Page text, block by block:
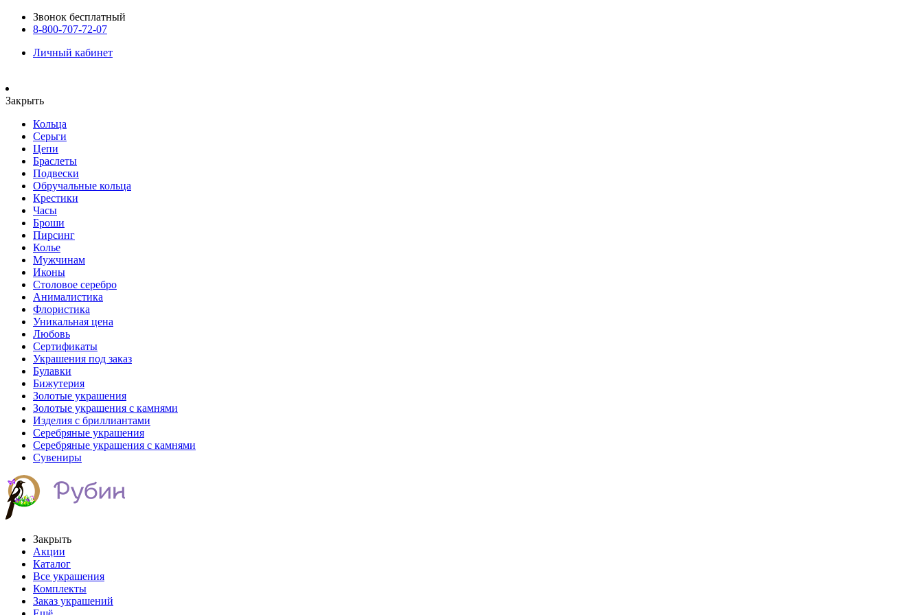
Звонок бесплатный
8-800-707-72-07
Личный кабинет
Закрыть
Кольца
Серьги
Цепи
Браслеты
Подвески
Обручальные кольца
Крестики
Часы
Броши
Пирсинг
Колье
Мужчинам
Иконы
Столовое серебро
Анималистика
Флористика
Уникальная цена
Любовь
Сертификаты
Украшения под заказ
Булавки
Бижутерия
Золотые украшения
Золотые украшения с камнями
Изделия с бриллиантами
Серебряные украшения
Серебряные украшения с камнями
Сувениры
Закрыть
Акции
Каталог
Все украшения
Комплекты
Заказ украшений